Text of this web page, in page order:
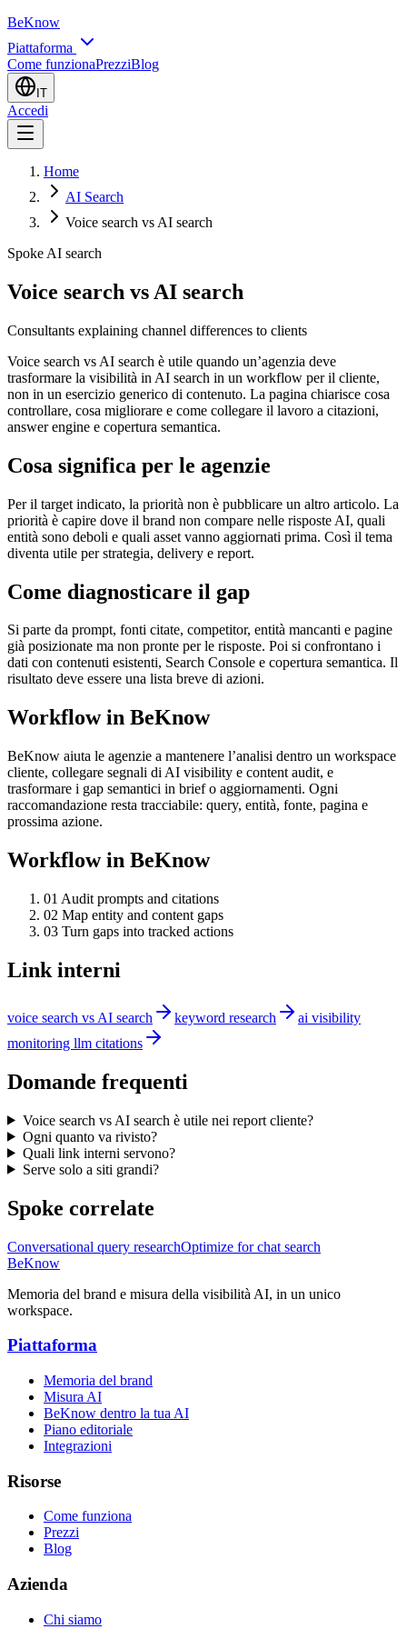
BeKnow
Piattaforma
Come funzionaPrezziBlog
IT
Accedi
Home
AI Search
Voice search vs AI search
Spoke AI search
Voice search vs AI search
Consultants explaining channel differences to clients
Voice search vs AI search è utile quando un’agenzia deve
trasformare la visibilità in AI search in un workflow per il cliente,
non in un esercizio generico di contenuto. La pagina chiarisce cosa
controllare, cosa migliorare e come collegare il lavoro a citazioni,
answer engine e copertura semantica.
Cosa significa per le agenzie
Per il target indicato, la priorità non è pubblicare un altro articolo. La
priorità è capire dove il brand non compare nelle risposte AI, quali
entità sono deboli e quali asset vanno aggiornati prima. Così il tema
diventa utile per strategia, delivery e report.
Come diagnosticare il gap
Si parte da prompt, fonti citate, competitor, entità mancanti e pagine
già posizionate ma non pronte per le risposte. Poi si confrontano i
dati con contenuti esistenti, Search Console e copertura semantica. Il
risultato deve essere una lista breve di azioni.
Workflow in BeKnow
BeKnow aiuta le agenzie a mantenere l’analisi dentro un workspace
cliente, collegare segnali di AI visibility e content audit, e
trasformare i gap semantici in brief o aggiornamenti. Ogni
raccomandazione resta tracciabile: query, entità, fonte, pagina e
prossima azione.
Workflow in BeKnow
01 Audit prompts and citations
02 Map entity and content gaps
03 Turn gaps into tracked actions
Link interni
voice search vs AI search keyword research
ai visibility
monitoring llm citations
Domande frequenti
Voice search vs AI search è utile nei report cliente?
Ogni quanto va rivisto?
Quali link interni servono?
Serve solo a siti grandi?
Spoke correlate
Conversational query researchOptimize for chat search
BeKnow
Memoria del brand e misura della visibilità AI, in un unico
workspace.
Piattaforma
Memoria del brand
Misura AI
BeKnow dentro la tua AI
Piano editoriale
Integrazioni
Risorse
Come funziona
Prezzi
Blog
Azienda
Chi siamo